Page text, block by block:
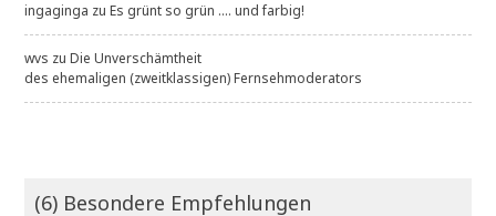
ingaginga zuEs grünt so grün .... und farbig!
wvs zuDie Unverschämtheit
des ehemaligen (zweitklassigen) Fernsehmoderators
(6) Besondere Empfehlungen